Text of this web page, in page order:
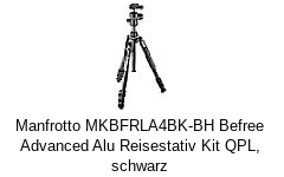
Manfrotto MKBFRLA4BK-BH Befree
Advanced Alu Reisestativ Kit QPL,
schwarz